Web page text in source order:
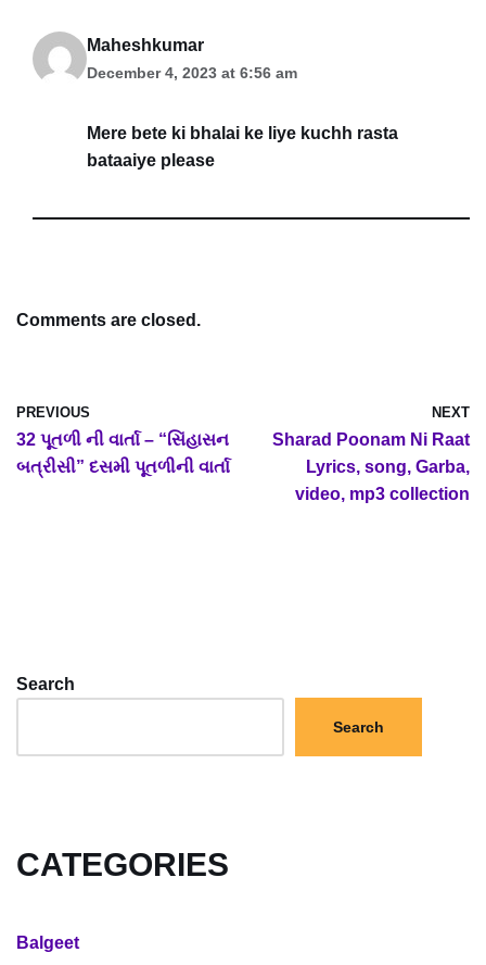
Maheshkumar
December 4, 2023 at 6:56 am
Mere bete ki bhalai ke liye kuchh rasta
bataaiye please
Comments are closed.
PREVIOUS
32 પૂતળી ની વાર્તા – “સિંહાસન
બત્રીસી” દસમી પૂતળીની વાર્તા
NEXT
Sharad Poonam Ni Raat
Lyrics, song, Garba,
video, mp3 collection
Search
Search
CATEGORIES
Balgeet